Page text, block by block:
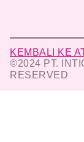
KEMBALI KE
©2024 PT.
RESERVED